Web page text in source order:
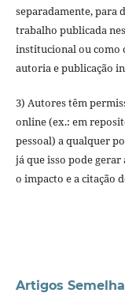
separadamente, para
trabalho publicada
institucional ou como
autoria e publicação
3) Autores têm
online (ex.: em
pessoal) a qualquer
já que isso pode
o impacto e a citação
Artigos